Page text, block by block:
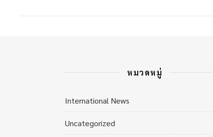
หมวดหมู่
International News
Uncategorized